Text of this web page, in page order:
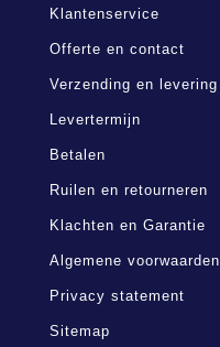
Klantenservice
Offerte en contact
Verzending en levering
Levertermijn
Betalen
Ruilen en retourneren
Klachten en Garantie
Algemene voorwaarden
Privacy statement
Sitemap